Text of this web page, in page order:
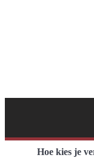
Hoe kies je